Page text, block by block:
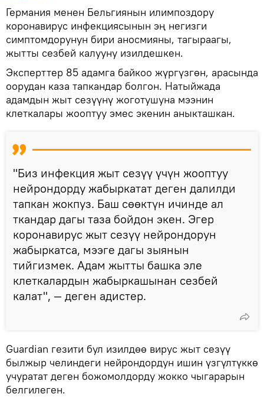
Германия менен Бельгиянын илимпоздору
коронавирус инфекциясынын эң негизги
симптомдорунун бири аносмияны, тагыраагы,
жытты сезбей калууну изилдешкен.
Эксперттер 85 адамга байкоо жүргүзгөн, арасында
оорудан каза тапкандар болгон. Натыйжада
адамдын жыт сезүүнү жоготушуна мээнин
клеткалары жооптуу эмес экенин аныкташкан.
"Биз инфекция жыт сезүү үчүн жооптуу
нейрондорду жабыркатат деген далилди
тапкан жокпуз. Баш сөөктүн ичинде ал
ткандар дагы таза бойдон экен. Эгер
коронавирус жыт сезүү нейрондорун
жабыркатса, мээге дагы зыянын
тийгизмек. Адам жытты башка эле
клеткалардын жабыркашынан сезбей
калат", — деген адистер.
Guardian гезити бул изилдөө вирус жыт сезүү
былжыр челиндеги нейрондордун ишин үзгүлтүккө
учуратат деген божомолдорду жокко чыгарарын
белгилеген.